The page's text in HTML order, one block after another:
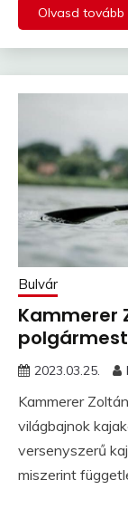
Olvasd tovább
Bulvár
Kammerer
2023.03.25.
Kammerer
világbajnok
versenyszerű
miszerint